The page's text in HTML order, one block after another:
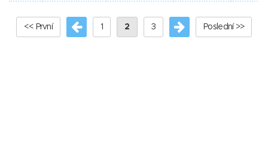
<< První 1 2 3 Poslední >>